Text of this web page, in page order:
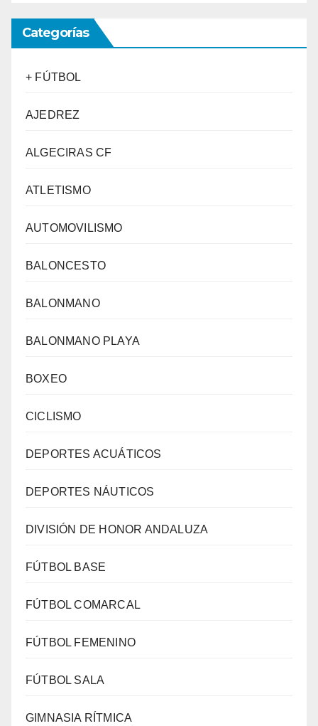
Categorías
+ FÚTBOL
AJEDREZ
ALGECIRAS CF
ATLETISMO
AUTOMOVILISMO
BALONCESTO
BALONMANO
BALONMANO PLAYA
BOXEO
CICLISMO
DEPORTES ACUÁTICOS
DEPORTES NÁUTICOS
DIVISIÓN DE HONOR ANDALUZA
FÚTBOL BASE
FÚTBOL COMARCAL
FÚTBOL FEMENINO
FÚTBOL SALA
GIMNASIA RÍTMICA